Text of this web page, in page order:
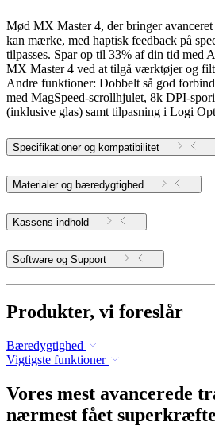
Mød MX Master 4, der bringer
kan mærke, med haptisk feedback på
tilpasses. Spar op til 33% af din tid med
MX Master 4 ved at tilgå værktøjer og
Andre funktioner: Dobbelt så god
med MagSpeed-scrollhjulet, 8k DPI-
(inklusive glas) samt tilpasning i Logi
Specifikationer og kompatibilitet
Materialer og bæredygtighed
Kassens indhold
Software og Support
Produkter, vi foreslår
Bæredygtighed
Vigtigste funktioner
Vores mest avancerede
nærmest fået